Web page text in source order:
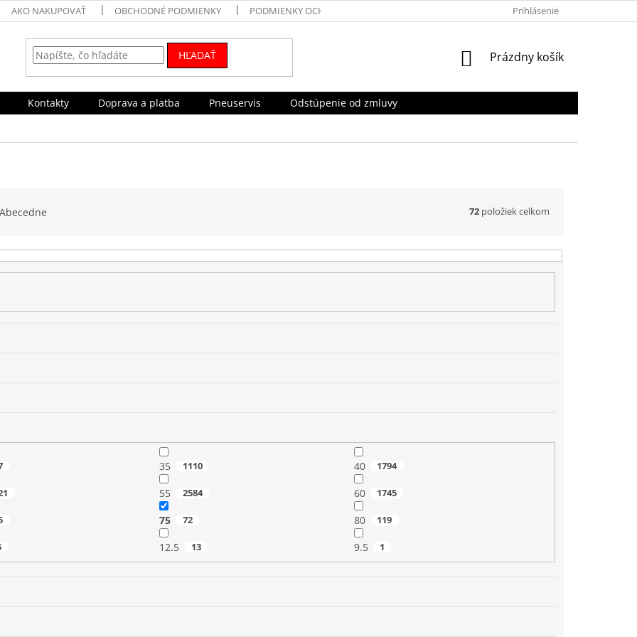
AKO NAKUPOVAŤ OBCHODNÉ PODMIENKY PODMIENKY OCHRANY OSOBNÝCH ÚDAJOV Prihlásenie
HĽADAŤ
NÁKUPNÝ
Prázdny košík
Kontakty Doprava a platba Pneuservis
Odstúpenie od zmluvy
Abecedne 72 položiek celkom
35 1110 40 1794
55 2584 60 1745
75 72 80 119
12.5 13 9.5 1